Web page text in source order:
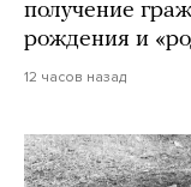
получение
рождения и
12 часов назад